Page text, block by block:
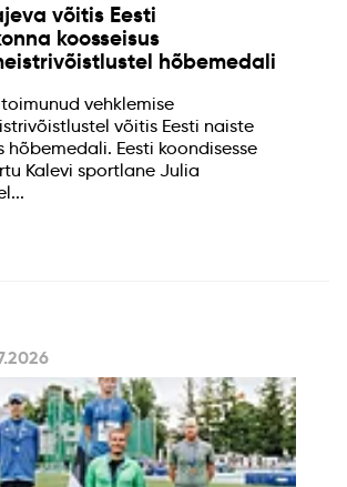
võitis Eesti
koosseisus
hõbemedali
vehklemise
võitis Eesti naiste
hõbemedali. Eesti koondisesse
Kalevi sportlane Julia